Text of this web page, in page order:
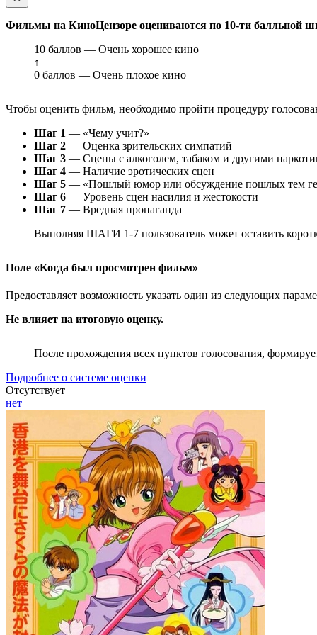
Фильмы на КиноЦензоре оцениваются по 10-ти балльной
10 баллов — Очень хорошее кино
↑
0 баллов — Очень плохое кино
Чтобы оценить фильм, необходимо пройти процедуру
Шаг 1 — «Чему учит?»
Шаг 2 — Оценка зрительских симпатий
Шаг 3 — Сцены с алкоголем, табаком и другими
Шаг 4 — Наличие эротических сцен
Шаг 5 — «Пошлый юмор или обсуждение пошлых тем
Шаг 6 — Уровень сцен насилия и жестокости
Шаг 7 — Вредная пропаганда
Выполняя ШАГИ 1-7 пользователь может оставить
Поле «Когда был просмотрен фильм»
Предоставляет возможность указать один из следующих
Не влияет на итоговую оценку.
После прохождения всех пунктов голосования,
Подробнее о системе оценки
Отсутствует
нет